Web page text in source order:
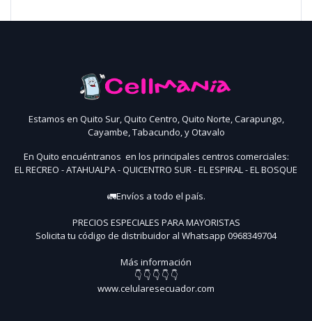
Estamos en Quito Sur, Quito Centro, Quito Norte, Carapungo,
Cayambe, Tabacundo, y Otavalo
En Quito encuéntranos en los principales centros comerciales:
EL RECREO - ATAHUALPA - QUICENTRO SUR - EL ESPIRAL - EL BOSQUE
🚛Envíos a todo el país.
PRECIOS ESPECIALES PARA MAYORISTAS
Solicita tu código de distribuidor al Whatsapp 0968349704
Más información
👇 👇 👇 👇 👇
www.celularesecuador.com